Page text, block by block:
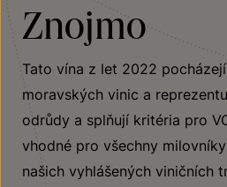
Znojmo
Tato vína z let 2022
moravských vinic a
odrůdy a splňují kritéria pro
vhodné pro všechny
našich vyhlášených viničních